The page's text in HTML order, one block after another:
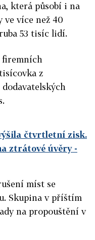
která působí i na
ve více než 40
53 tisíc lidí.
firemních
z
čtvrtletní zisk.
ztrátové úvěry-
míst se
Skupina v příštím
na propouštění v